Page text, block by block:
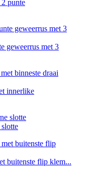
punte
geweerrus met 3
innerlike
buitenste flip klem...